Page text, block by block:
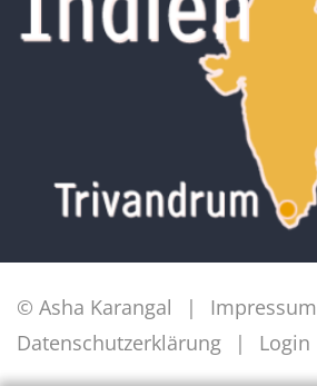
© Asha Karangal
Impressum
Datenschutzerklärung
Login